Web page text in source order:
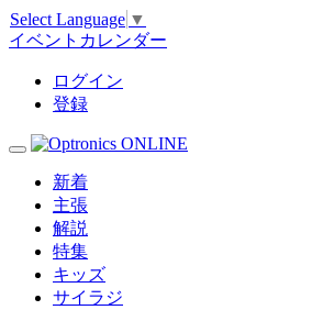
Select Language ▼
イベントカレンダー
ログイン
登録
新着
主張
解説
特集
キッズ
サイラジ